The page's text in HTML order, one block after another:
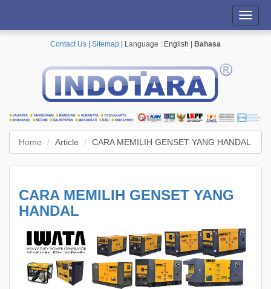
Contact Us Sitemap | Language : English Bahasa
Home Article CARA MEMILIH GENSET YANG HANDAL
CARA MEMILIH GENSET YANG
HANDAL